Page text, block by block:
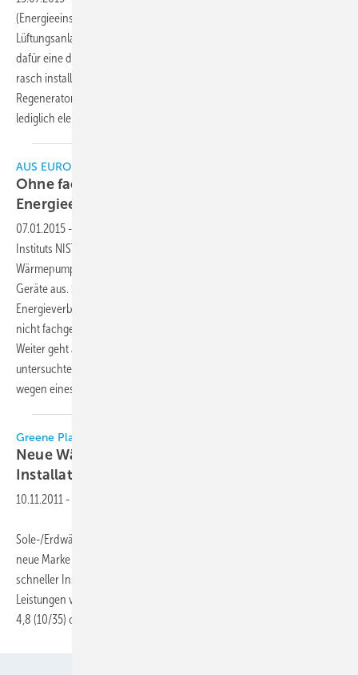
(Energieeinsparverordnung) vorgeschrieben, wenn eine
Lüftungsanlage mehr als 4 000 m3/h Luft transportiert. Vacurant hat
dafür eine dezentrale Technik für Hallenbauten im Programm. Sie ist
rasch installiert und macht ein Kanalnetz überflüssig, denn einzelne
Regeneratoren werden in Dachöffnungen eingesetzt und müssen
lediglich elektrisch angeschlossen werden.
AUS EUROPA UND DER WELT
Ohne fachgerechte Installation keine
Energieeffizienz
07.01.2015 -
Instituts NIST, bei der es um Fehler bei der Installation von
Wärmepumpen geht, wirken sich diese direkt auf die Effizienz der
Geräte aus. So heißt es im Ergebnis der Studie, dass der
Energieverbrauch für Heizen und Kühlen in Privathaushalten aufgrund
nicht fachgerechter Installation um über 30 Prozent ansteigen kann.
Weiter geht aus der Studie hervor, dass die Mehrzahl der
untersuchten Klimaanlagen nicht die erwartete Energieeffizienz liefert
wegen eines oder mehrerer Fehler bei der
Greene Planet
Neue Wärmepumpen-Marke setzt auf einfache
Installation
10.11.2011 -
Sole-/Erdwärmepumpen ekobee HP von Greene Planet kommen als
neue Marke in außergewöhnlichem Design und mit einfacher und
schneller Installation. Die vier Modelle HP1-230 bis HP4-400 für
Leistungen von 4 bis 12 kW erreichen COP-Werte nach EN 14511 von
4,8 (10/35) oder 4,2 (0/35). Der